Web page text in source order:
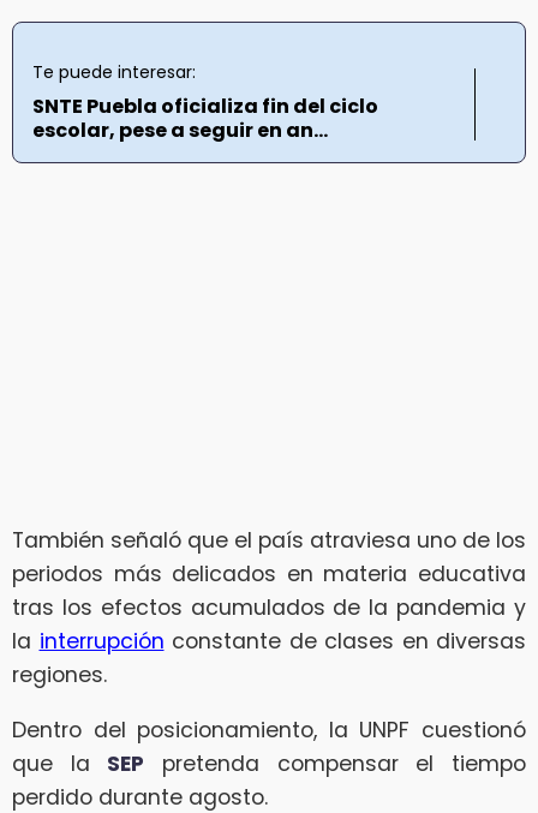
Te puede interesar:
SNTE Puebla oficializa fin del ciclo
escolar, pese a seguir en an...
También señaló que el país atraviesa uno de los
periodos más delicados en materia educativa
tras los efectos acumulados de la pandemia y
la interrupción constante de clases en diversas
regiones.
Dentro del posicionamiento, la UNPF cuestionó
que la SEP pretenda compensar el tiempo
perdido durante agosto.